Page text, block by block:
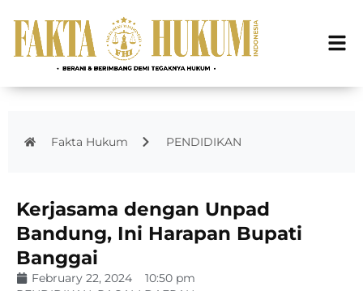
Fakta Hukum PENDIDIKAN
Kerjasama dengan Unpad
Bandung, Ini Harapan Bupati
Banggai
February 22, 2024
10:50 pm